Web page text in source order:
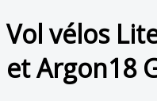
Vol vélos
et Argon18